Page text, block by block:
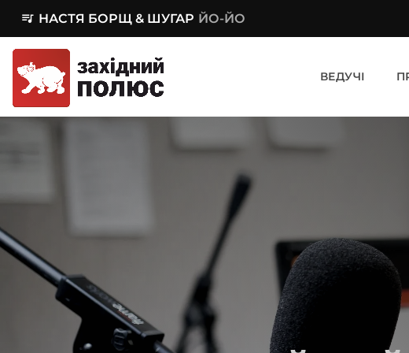
queue_music НАСТЯ БОРЩ & ШУГАР ЙО-ЙО
ВЕДУЧІ